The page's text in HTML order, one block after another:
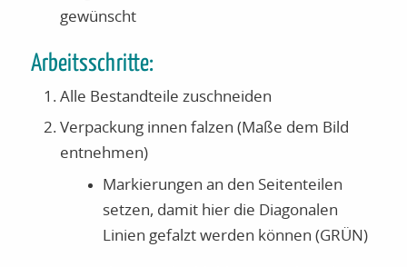
gewünscht
Arbeitsschritte:
Alle Bestandteile zuschneiden
Verpackung innen falzen (Maße dem Bild
entnehmen)
Markierungen an den Seitenteilen
setzen, damit hier die Diagonalen
Linien gefalzt werden können (GRÜN)